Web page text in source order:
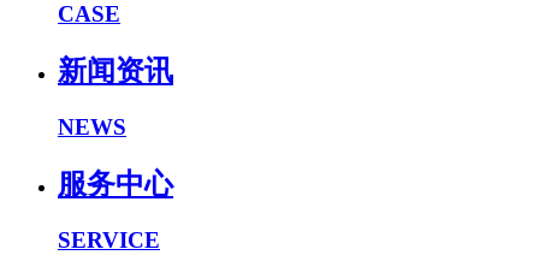
CASE
新闻资讯
NEWS
服务中心
SERVICE